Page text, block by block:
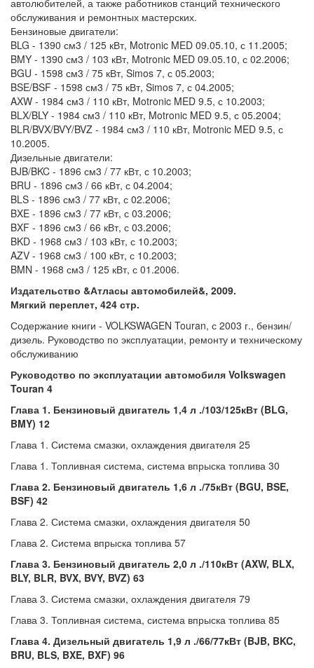
автолюбителей, а также работников станций технического
обслуживания и ремонтных мастерских.
Бензиновые двигатели:
BLG - 1390 см3 / 125 кВт, Motronic MED 09.05.10, с 11.2005;
BMY - 1390 см3 / 103 кВт, Motronic MED 09.05.10, с 02.2006;
BGU - 1598 см3 / 75 кВт, Simos 7, с 05.2003;
BSE/BSF - 1598 см3 / 75 кВт, Simos 7, с 04.2005;
AXW - 1984 см3 / 110 кВт, Motronic MED 9.5, с 10.2003;
BLX/BLY - 1984 см3 / 110 кВт, Motronic MED 9.5, с 05.2004;
BLR/BVX/BVY/BVZ - 1984 см3 / 110 кВт, Motronic MED 9.5, с
10.2005.
Дизельные двигатели:
BJB/BKC - 1896 см3 / 77 кВт, с 10.2003;
BRU - 1896 см3 / 66 кВт, с 04.2004;
BLS - 1896 см3 / 77 кВт, с 02.2006;
BXE - 1896 см3 / 77 кВт, с 03.2006;
BXF - 1896 см3 / 66 кВт, с 03.2006;
BKD - 1968 см3 / 103 кВт, с 10.2003;
AZV - 1968 см3 / 100 кВт, с 10.2003;
BMN - 1968 см3 / 125 кВт, с 01.2006.
Издательство &Атласы автомобилей&, 2009.
Мягкий переплет, 424 стр.
Содержание книги - VOLKSWAGEN Touran, с 2003 г., бензин/
дизель. Руководство по эксплуатации, ремонту и техническому
обслуживанию
Руководство по эксплуатации автомобиля Volkswagen
Touran 4
Глава 1. Бензиновый двигатель 1,4 л ./103/125кВт (BLG,
BMY) 12
Глава 1. Система смазки, охлаждения двигателя 25
Глава 1. Топливная система, система впрыска топлива 30
Глава 2. Бензиновый двигатель 1,6 л ./75кВт (BGU, BSE,
BSF) 42
Глава 2. Система смазки, охлаждения двигателя 50
Глава 2. Система впрыска топлива 57
Глава 3. Бензиновый двигатель 2,0 л ./110кВт (AXW, BLX,
BLY, BLR, BVX, BVY, BVZ) 63
Глава 3. Система смазки, охлаждения двигателя 79
Глава 3. Топливная система, система впрыска топлива 85
Глава 4. Дизельный двигатель 1,9 л ./66/77кВт (BJB, BKC,
BRU, BLS, BXE, BXF) 96